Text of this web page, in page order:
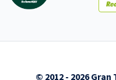
© 2012 - 2026